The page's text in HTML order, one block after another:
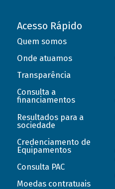
Acesso Rápido
Quem somos
Onde atuamos
Transparência
Consulta a
financiamentos
Resultados para a
sociedade
Credenciamento de
Equipamentos
Consulta PAC
Moedas contratuais